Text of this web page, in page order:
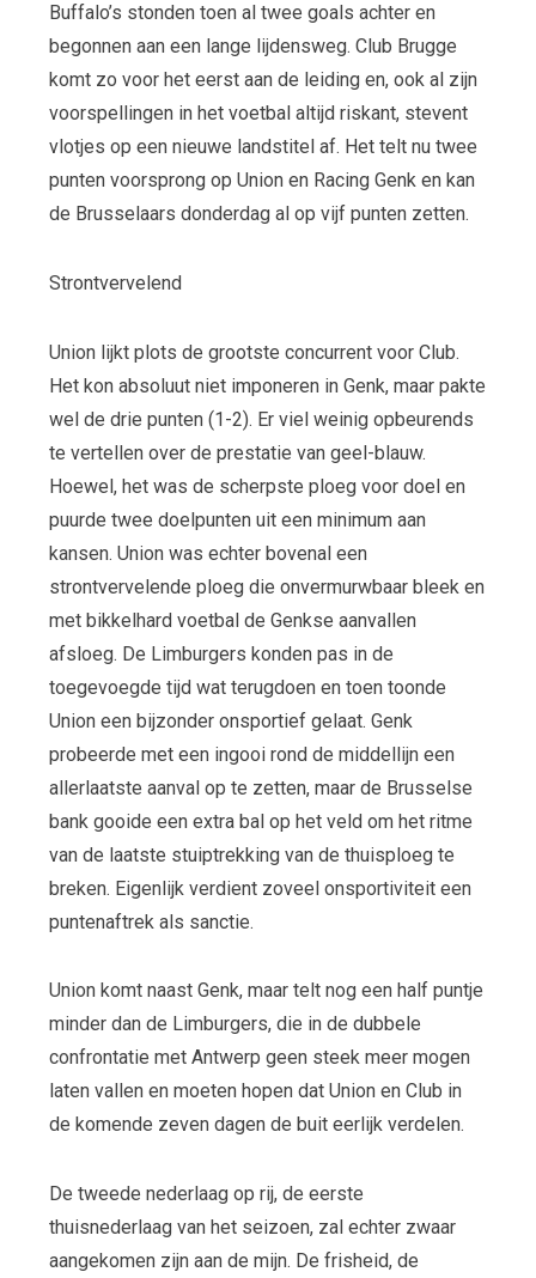
Buffalo’s stonden toen al twee goals achter en
begonnen aan een lange lijdensweg. Club Brugge
komt zo voor het eerst aan de leiding en, ook al zijn
voorspellingen in het voetbal altijd riskant, stevent
vlotjes op een nieuwe landstitel af. Het telt nu twee
punten voorsprong op Union en Racing Genk en kan
de Brusselaars donderdag al op vijf punten zetten.
Strontvervelend
Union lijkt plots de grootste concurrent voor Club.
Het kon absoluut niet imponeren in Genk, maar pakte
wel de drie punten (1-2). Er viel weinig opbeurends
te vertellen over de prestatie van geel-blauw.
Hoewel, het was de scherpste ploeg voor doel en
puurde twee doelpunten uit een minimum aan
kansen. Union was echter bovenal een
strontvervelende ploeg die onvermurwbaar bleek en
met bikkelhard voetbal de Genkse aanvallen
afsloeg. De Limburgers konden pas in de
toegevoegde tijd wat terugdoen en toen toonde
Union een bijzonder onsportief gelaat. Genk
probeerde met een ingooi rond de middellijn een
allerlaatste aanval op te zetten, maar de Brusselse
bank gooide een extra bal op het veld om het ritme
van de laatste stuiptrekking van de thuisploeg te
breken. Eigenlijk verdient zoveel onsportiviteit een
puntenaftrek als sanctie.
Union komt naast Genk, maar telt nog een half puntje
minder dan de Limburgers, die in de dubbele
confrontatie met Antwerp geen steek meer mogen
laten vallen en moeten hopen dat Union en Club in
de komende zeven dagen de buit eerlijk verdelen.
De tweede nederlaag op rij, de eerste
thuisnederlaag van het seizoen, zal echter zwaar
aangekomen zijn aan de mijn. De frisheid, de